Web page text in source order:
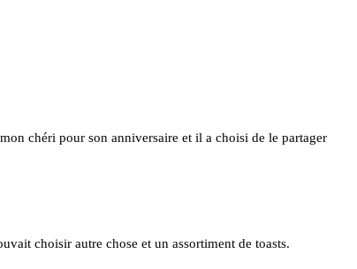
chéri pour son anniversaire et il a choisi de le partager
choisir autre chose et un assortiment de toasts.